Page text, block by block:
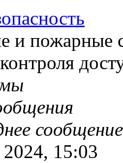
и пожарные
сообщение
15:03